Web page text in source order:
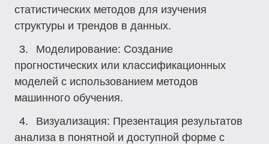
статистических методов для изучения
структуры и трендов в данных.
Моделирование: Создание
прогностических или классификационных
моделей с использованием методов
машинного обучения.
Визуализация: Презентация результатов
анализа в понятной и доступной форме с